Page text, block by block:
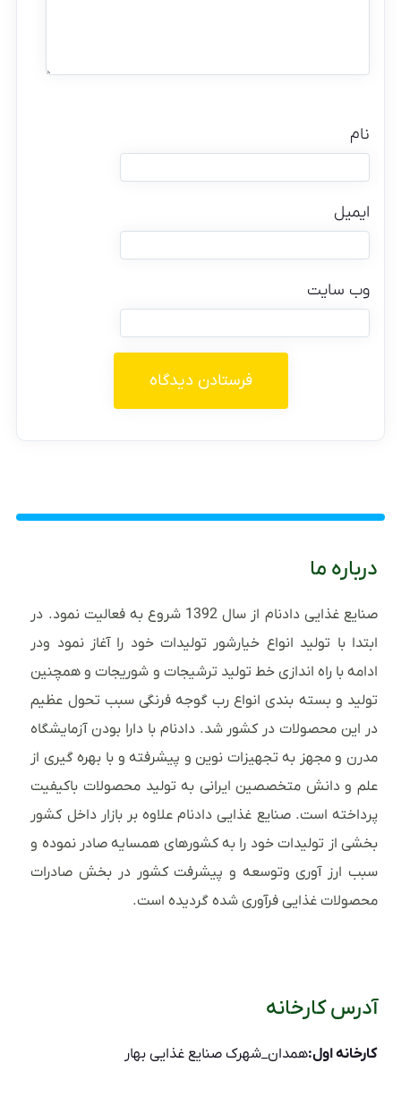
نام
ایمیل
وب‌ سایت
درباره ما
صنایع غذایی دادنام از سال 1392 شروع به فعالیت نمود. در
ابتدا با تولید انواع خیارشور تولیدات خود را آغاز نمود ودر
ادامه با راه اندازی خط تولید ترشیجات و شوریجات و همچنین
تولید و بسته بندی انواع رب گوجه فرنگی سبب تحول عظیم
در این محصولات در کشور شد. دادنام با دارا بودن آزمایشگاه
مدرن و مجهز به تجهیزات نوین و پیشرفته و با بهره گیری از
علم و دانش متخصصین ایرانی به تولید محصولات باکیفیت
پرداخته است. صنایع غذایی دادنام علاوه بر بازار داخل کشور
بخشی از تولیدات خود را به کشورهای همسایه صادر نموده و
سبب ارز آوری وتوسعه و پیشرفت کشور در بخش صادرات
محصولات غذایی فرآوری شده گردیده است.
آدرس کارخانه
کارخانه اول:همدان_شهرک صنایع غذایی بهار